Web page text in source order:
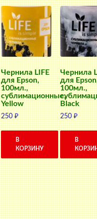
Чернила LIFE
для Epson,
100мл.,
сублимационные,
Yellow
250₽
В
КОРЗИНУ
Чернила
для
100мл.,
Black
250₽
В